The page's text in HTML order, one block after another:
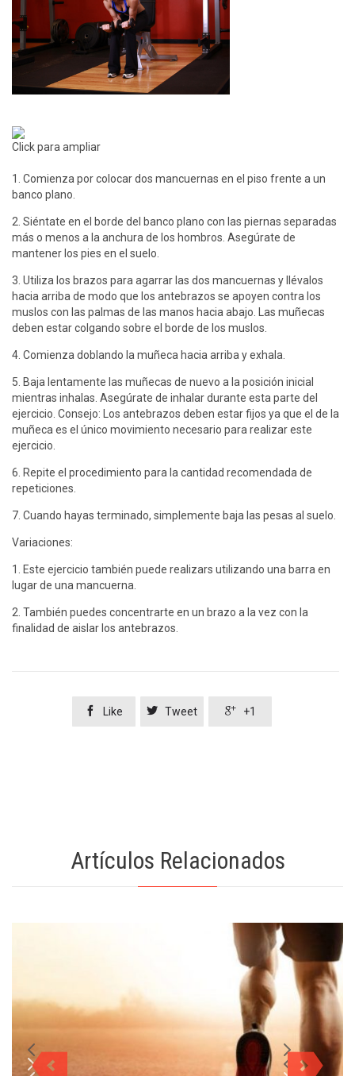
Click para ampliar
1. Comienza por colocar dos mancuernas en el piso frente a un
banco plano.
2. Siéntate en el borde del banco plano con las piernas separadas
más o menos a la anchura de los hombros. Asegúrate de
mantener los pies en el suelo.
3. Utiliza los brazos para agarrar las dos mancuernas y llévalos
hacia arriba de modo que los antebrazos se apoyen contra los
muslos con las palmas de las manos hacia abajo. Las muñecas
deben estar colgando sobre el borde de los muslos.
4. Comienza doblando la muñeca hacia arriba y exhala.
5. Baja lentamente las muñecas de nuevo a la posición inicial
mientras inhalas. Asegúrate de inhalar durante esta parte del
ejercicio. Consejo: Los antebrazos deben estar fijos ya que el de la
muñeca es el único movimiento necesario para realizar este
ejercicio.
6. Repite el procedimiento para la cantidad recomendada de
repeticiones.
7. Cuando hayas terminado, simplemente baja las pesas al suelo.
Variaciones:
1. Este ejercicio también puede realizars utilizando una barra en
lugar de una mancuerna.
2. También puedes concentrarte en un brazo a la vez con la
finalidad de aislar los antebrazos.
 Like  Tweet  +1
Artículos Relacionados